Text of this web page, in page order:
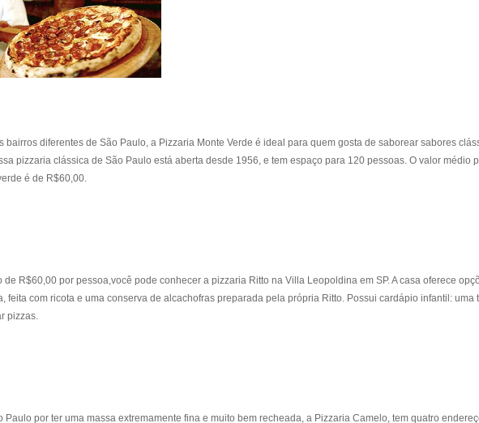
bairros diferentes de São Paulo, a Pizzaria Monte Verde é ideal para quem gosta de saborear sabores
pizzaria clássica de São Paulo está aberta desde 1956, e tem espaço para 120 pessoas. O valor médio
é de R$60,00.
de R$60,00 por pessoa,você pode conhecer a pizzaria Ritto na Villa Leopoldina em SP. A casa oferece
feita com ricota e uma conserva de alcachofras preparada pela própria Ritto. Possui cardápio infantil: uma
pizzas.
Paulo por ter uma massa extremamente fina e muito bem recheada, a Pizzaria Camelo, tem quatro